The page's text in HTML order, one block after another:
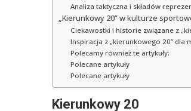
Analiza taktyczna i składów
„Kierunkowy 20” w kulturze
Ciekawostki i historie związane z
Inspiracja z „kierunkowego 20” dla
Polecamy również te artykuły:
Polecane artykuły
Polecane artykuły
Kierunkowy 20